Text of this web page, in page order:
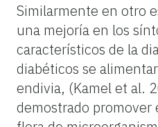
Similarmente en otro
una mejoría en los
característicos de la
diabéticos se
endivia, (Kamel et al.
demostrado